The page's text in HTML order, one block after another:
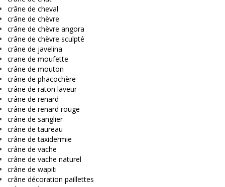
crâne de cheval
crâne de chèvre
crâne de chèvre angora
crâne de chèvre sculpté
crâne de javelina
crane de moufette
crâne de mouton
crâne de phacochère
crâne de raton laveur
crâne de renard
crâne de renard rouge
crâne de sanglier
crâne de taureau
crâne de taxidermie
crâne de vache
crâne de vache naturel
crâne de wapiti
crâne décoration paillettes